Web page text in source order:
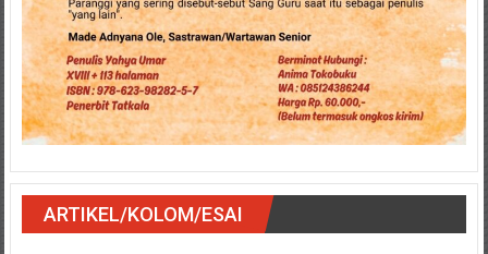
ARTIKEL/KOLOM/ESAI